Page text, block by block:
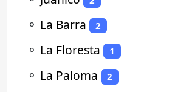
⚬ La Barra 2
⚬ La Floresta 1
⚬ La Paloma 2